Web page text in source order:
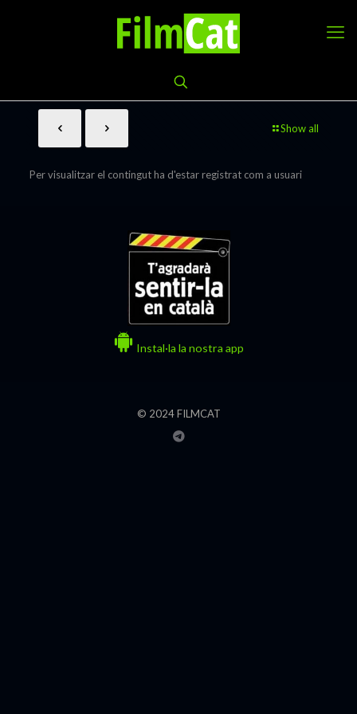
Show all
Per visualitzar el contingut ha d'estar registrat com a usuari
Instal·la la nostra app
© 2024 FILMCAT